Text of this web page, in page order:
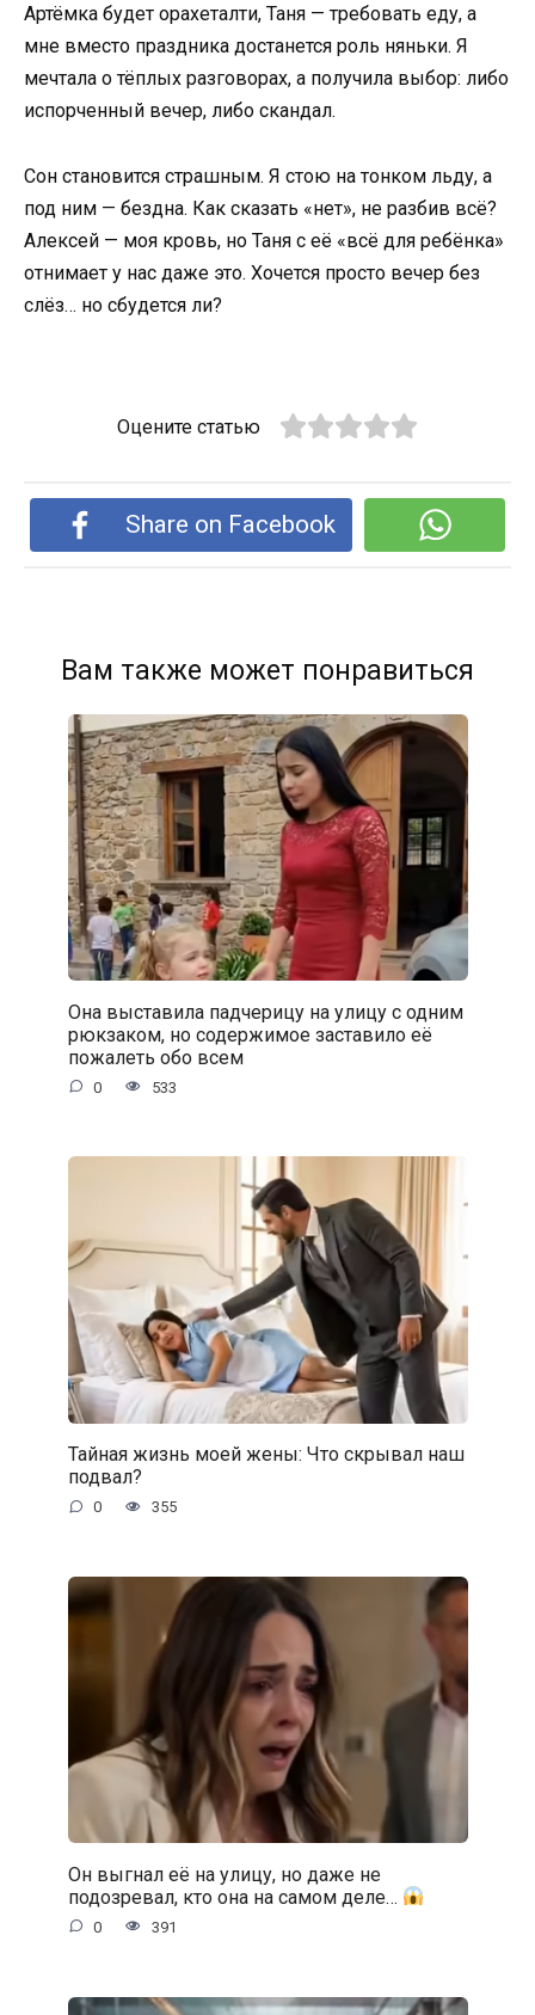
Артёмка будет орахеталти, Таня — требовать еду, а
мне вместо праздника достанется роль няньки. Я
мечтала о тёплых разговорах, а получила выбор: либо
испорченный вечер, либо скандал.
Сон становится страшным. Я стою на тонком льду, а
под ним — бездна. Как сказать «нет», не разбив всё?
Алексей — моя кровь, но Таня с её «всё для ребёнка»
отнимает у нас даже это. Хочется просто вечер без
слёз… но сбудется ли?
Оцените статью
Share on Facebook
Вам также может понравиться
Она выставила падчерицу на улицу с одним
рюкзаком, но содержимое заставило её
пожалеть обо всем
0 533
Тайная жизнь моей жены: Что скрывал наш
подвал?
0 355
Он выгнал её на улицу, но даже не
подозревал, кто она на самом деле…
0 391